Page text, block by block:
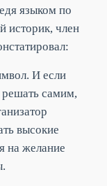
языком по
историк, член
И если
самим,
высокие
на желание